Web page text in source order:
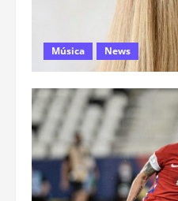
Música News